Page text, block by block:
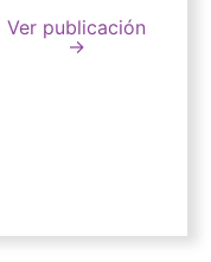
Ver publicación
→